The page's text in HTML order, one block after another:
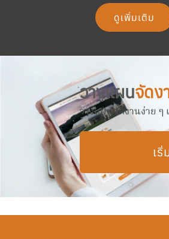
ดูเพิ่มเติม
วางแผนจัด
วางแผนจัดงานง่าย ๆ
เ